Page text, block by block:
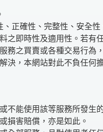
正確性、完整性、安全
之即時性及適用性。若有
務之買賣或各種交易行
決，本網站對此不負任何
不能使用該等服務所發
損害賠償，亦是如此。